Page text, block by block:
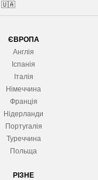
🇺🇦
ЄВРОПА
Англія
Іспанія
Італія
Німеччина
Франція
Нідерланди
Португалія
Туреччина
Польща
РІЗНЕ